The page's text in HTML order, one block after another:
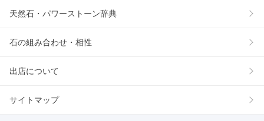
天然石・パワーストーン辞典
石の組み合わせ・相性
出店について
サイトマップ